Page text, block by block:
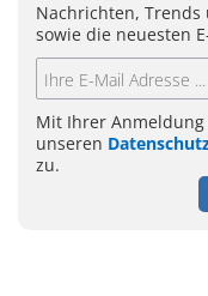
Nachrichten,
sowie die neuesten
Mit Ihrer Anmeldung
unseren
zu.